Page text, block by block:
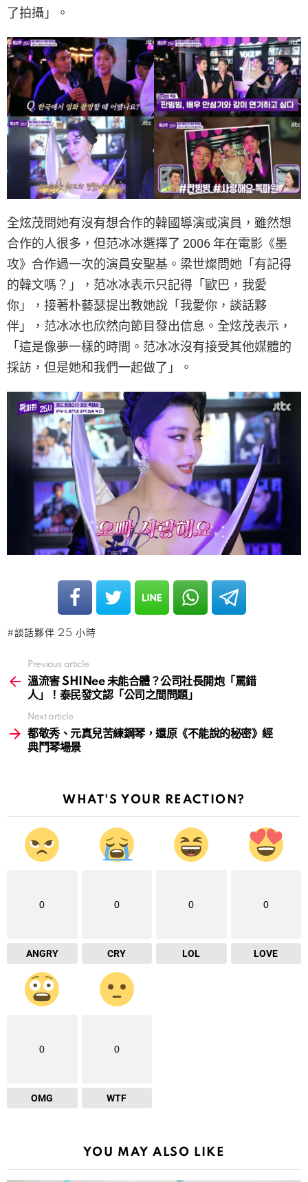
了拍攝」。
全炫茂問她有沒有想合作的韓國導演或演員，雖然想
合作的人很多，但范冰冰選擇了 2006 年在電影《墨
攻》合作過一次的演員安聖基。梁世燦問她「有記得
的韓文嗎？」，范冰冰表示只記得「歐巴，我愛
你」，接著朴藝瑟提出教她說「我愛你，談話夥
伴」，范冰冰也欣然向節目發出信息。全炫茂表示，
「這是像夢一樣的時間。范冰冰沒有接受其他媒體的
採訪，但是她和我們一起做了」。
談話夥伴 25 小時
more
Previous article
溫流害 SHINee 未能合體？公司社長開炮「罵錯
人」！泰民發文認「公司之間問題」
Next article
都敬秀、元真兒苦練鋼琴，還原《不能說的秘密》經
典鬥琴場景
WHAT'S YOUR REACTION?
0
ANGRY
0
CRY
0
LOL
0
LOVE
0
OMG
0
WTF
YOU MAY ALSO LIKE